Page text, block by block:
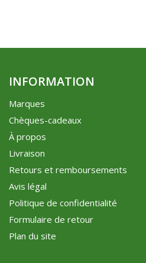
INFORMATION
Marques
Chèques-cadeaux
À propos
Livraison
Retours et remboursements
Avis légal
Politique de confidentialité
Formulaire de retour
Plan du site